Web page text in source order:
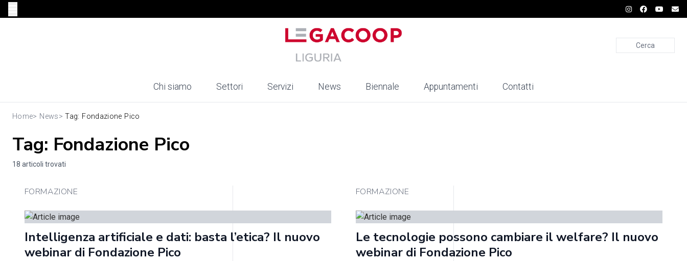
Cerca
Chi siamo Settori Servizi News Biennale Appuntamenti Contatti
Home> News> Tag: Fondazione Pico
Tag: Fondazione Pico
18 articoli trovati
FORMAZIONE
Intelligenza artificiale e dati: basta l’etica? Il nuovo
webinar di Fondazione Pico
FORMAZIONE
Le tecnologie possono cambiare il welfare? Il nuovo
webinar di Fondazione Pico